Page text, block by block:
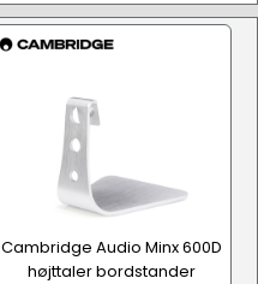
Cambridge Audio Minx 600D
højttaler bordstander